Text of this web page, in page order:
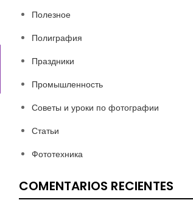
Полезное
Полиграфия
Праздники
Промышленность
Советы и уроки по фотографии
Статьи
Фототехника
COMENTARIOS RECIENTES